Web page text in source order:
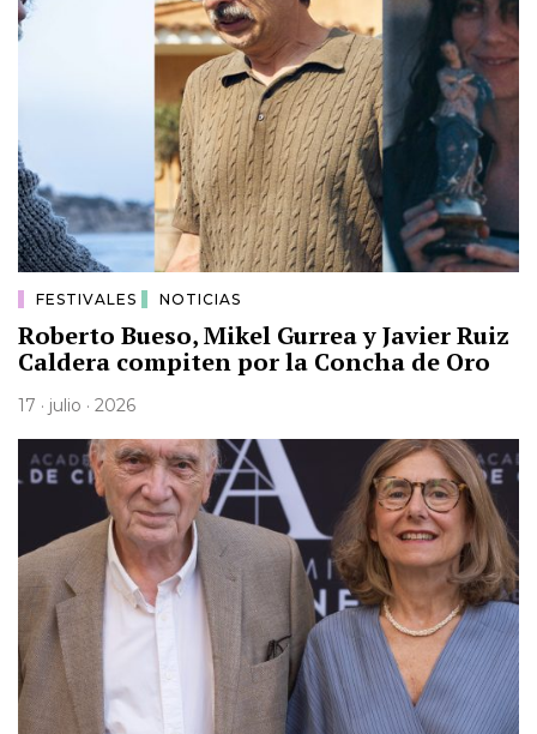
FESTIVALES NOTICIAS
Roberto Bueso, Mikel Gurrea y Javier Ruiz
Caldera compiten por la Concha de Oro
17 · julio · 2026